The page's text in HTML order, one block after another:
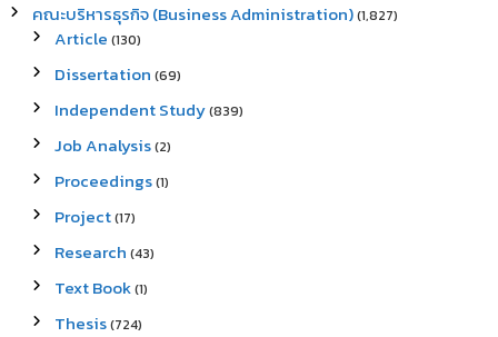
คณะบริหารธุรกิจ (Business Administration)(1,827)
Article (130)
Dissertation (69)
Independent Study(839)
Job Analysis(2)
Proceedings(1)
Project(17)
Research (43)
Text Book(1)
Thesis(724)